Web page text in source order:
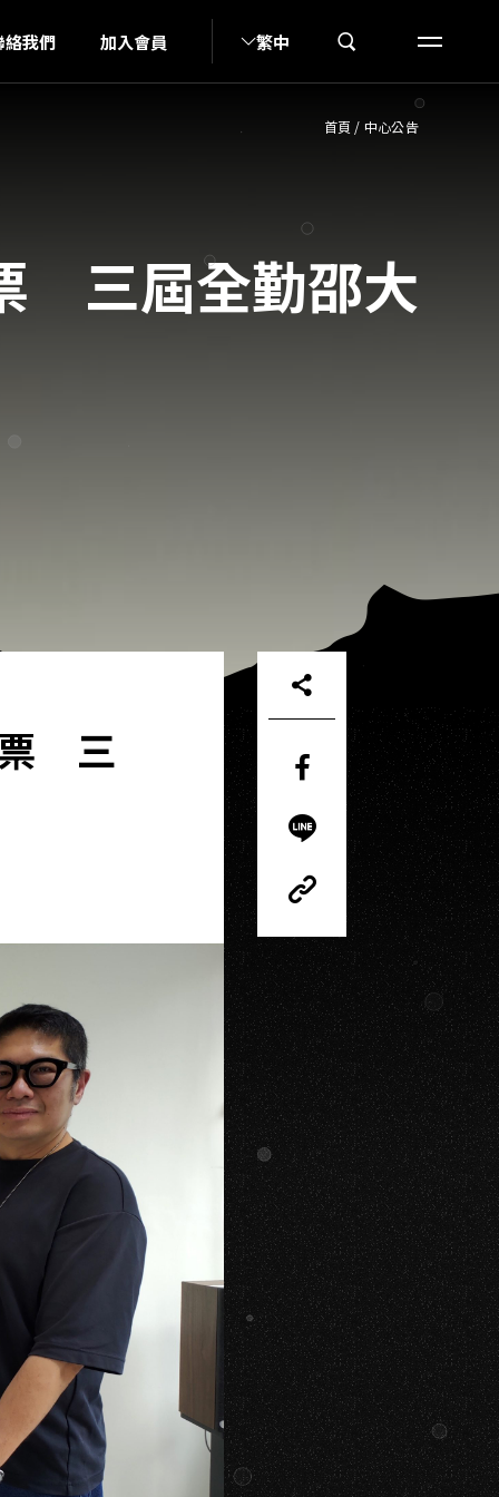
絡我們 加入會員 繁中
首頁 / 中心公告
三屆全勤邵大
票 三
Share
Facebook
Share
on
LINE
Copy
Copy
Link